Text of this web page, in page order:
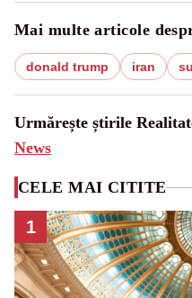
Mai multe articole
donald trump iran
Urmărește știrile
News
CELE MAI CITITE
1